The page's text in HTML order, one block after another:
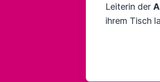
Leiterin der
ihrem Tisch